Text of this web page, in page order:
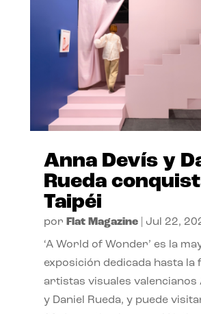
Anna Devís y
Rueda
Taipéi
por Flat Magazine| Jul 22,
‘A World of Wonder’ es la
exposición dedicada hasta la
artistas visuales valencianos
y Daniel Rueda, y puede